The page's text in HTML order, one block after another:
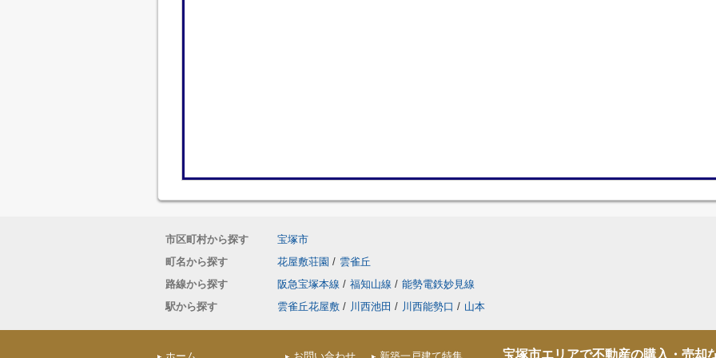
市区町村から探す
宝塚市
町名から探す
花屋敷荘園 / 雲雀丘
路線から探す
阪急宝塚本線 / 福知山線 / 能勢電鉄妙見線
駅から探す
雲雀丘花屋敷 / 川西池田 / 川西能勢口 / 山本
宝塚市エリアで不動産の購入・売却